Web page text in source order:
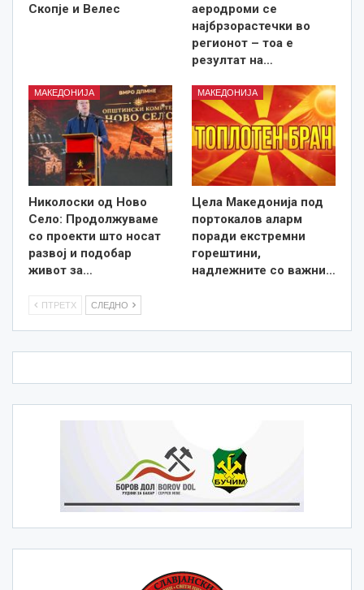
Скопје и Велес
аеродроми се
најбрзорастечки во
регионот – тоа е
резултат на…
МАКЕДОНИЈА
Николоски од Ново
Село: Продолжуваме
со проекти што носат
развој и подобар
живот за…
МАКЕДОНИЈА
Цела Македонија под
портокалов аларм
поради екстремни
горештини,
надлежните со важни…
ПТРЕТХ СЛЕДНО